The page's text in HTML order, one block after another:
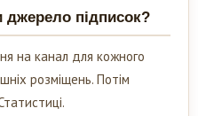
джерело підписок?
на канал для кожного
розміщень. Потім